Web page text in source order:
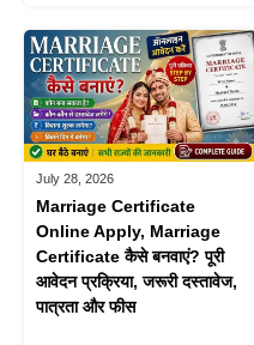
July 28, 2026
Marriage Certificate
Online Apply, Marriage
Certificate कैसे बनवाएं? पूरी
आवेदन प्रक्रिया, जरूरी दस्तावेज,
पात्रता और फीस